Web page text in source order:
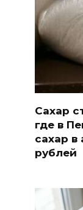
Сахар
где в
сахар в
рублей